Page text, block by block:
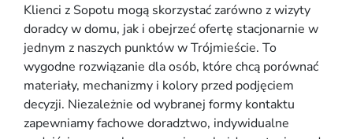
Klienci z Sopotu mogą skorzystać zarówno z wizyty
doradcy w domu, jak i obejrzeć ofertę stacjonarnie w
jednym z naszych punktów w Trójmieście. To
wygodne rozwiązanie dla osób, które chcą porównać
materiały, mechanizmy i kolory przed podjęciem
decyzji. Niezależnie od wybranej formy kontaktu
zapewniamy fachowe doradztwo, indywidualne